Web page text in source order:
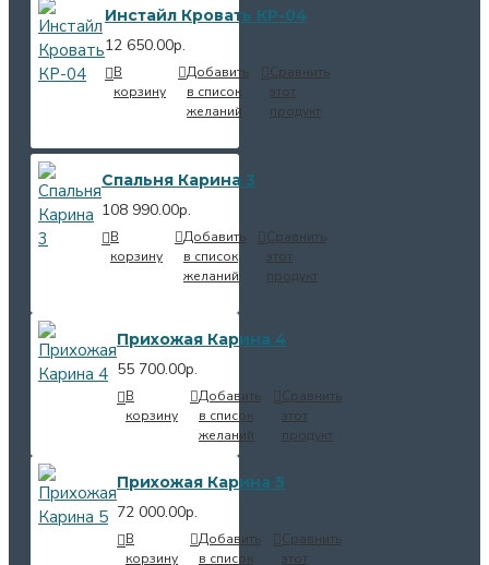
Инстайл Кровать КР-04
12 650.00р.
В
корзину
Добавить
в список
желаний
Сравнить
этот
продукт
Спальня Карина 3
108 990.00р.
В
корзину
Добавить
в список
желаний
Сравнить
этот
продукт
Прихожая Карина 4
55 700.00р.
В
корзину
Добавить
в список
желаний
Сравнить
этот
продукт
Прихожая Карина 5
72 000.00р.
В
корзину
Добавить
в список
Сравнить
этот